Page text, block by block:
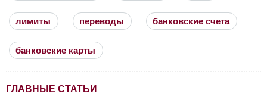
лимиты переводы банковские счета
банковские карты
ГЛАВНЫЕ СТАТЬИ